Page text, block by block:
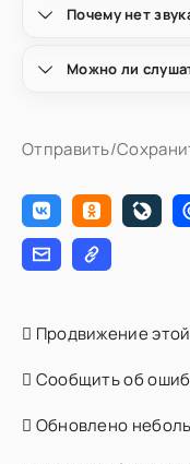
Почему нет
Можно ли
Отправить/
Продвижение
Сообщить об
Обновлено